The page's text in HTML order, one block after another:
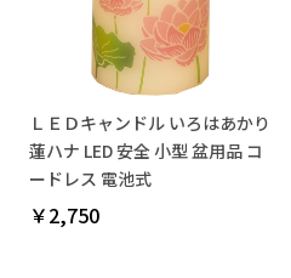
ＬＥＤキャンドル いろはあかり
蓮ハナ LED 安全 小型 盆用品 コ
ードレス 電池式
￥2,750